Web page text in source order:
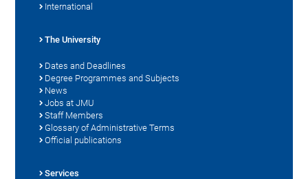
International
The University
Dates and Deadlines
Degree Programmes and Subjects
News
Jobs at JMU
Staff Members
Glossary of Administrative Terms
Official publications
Services